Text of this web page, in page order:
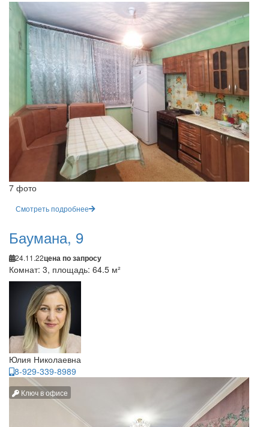
7 фото
Смотреть подробнее
Баумана, 9
24.11.22цена по запросу
Комнат: 3, площадь: 64.5 м²
Юлия Николаевна
8-929-339-8989
Ключ в офисе